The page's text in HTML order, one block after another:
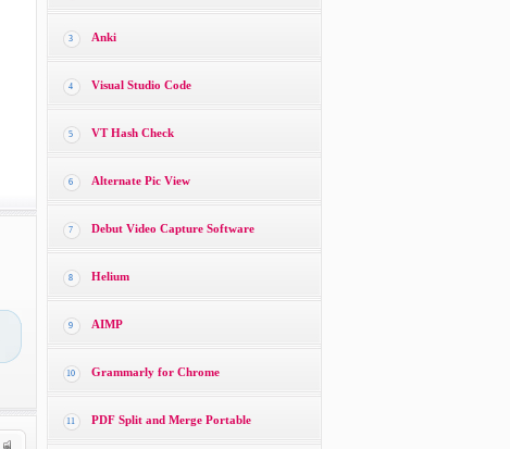
3 Anki
4 Visual Studio Code
5 VT Hash Check
6 Alternate Pic View
7 Debut Video Capture Software
8 Helium
9 AIMP
10 Grammarly for Chrome
11 PDF Split and Merge Portable